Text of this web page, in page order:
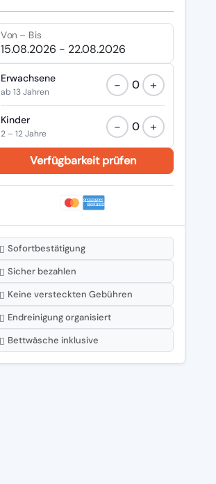
Von – Bis
Erwachsene
ab 13 Jahren − 0 +
Kinder
2 – 12 Jahre − 0 +
Sofortbestätigung
Sicher bezahlen
Keine versteckten Gebühren
Endreinigung organisiert
Bettwäsche inklusive